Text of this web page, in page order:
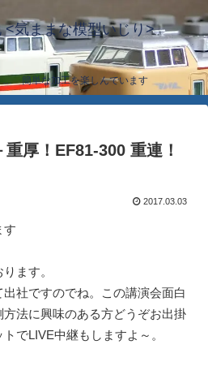
<気ままな模型いじり>
… 簡単な加工を楽しんでいます
厚！EF81-300 重連！
2017.03.03
す
ます。
社ですのでね。この講演会面白
法に興味のある方どうぞお出掛
でLIVE中継もしますよ～。